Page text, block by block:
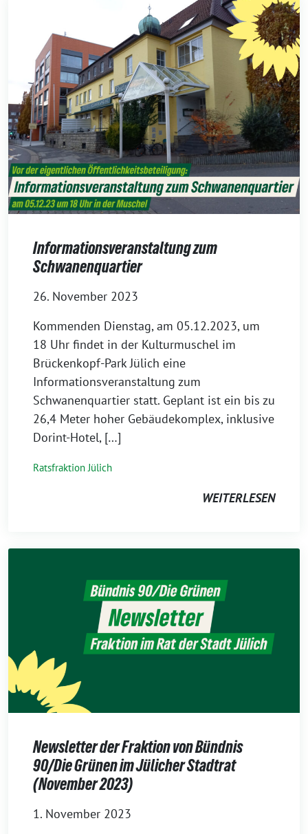
Informationsveranstaltung zum
Schwanenquartier
26. November 2023
Kommenden Dienstag, am 05.12.2023, um
18 Uhr findet in der Kulturmuschel im
Brückenkopf-Park Jülich eine
Informationsveranstaltung zum
Schwanenquartier statt. Geplant ist ein bis zu
26,4 Meter hoher Gebäudekomplex, inklusive
Dorint-Hotel, […]
Ratsfraktion Jülich
WEITERLESEN
Newsletter der Fraktion von Bündnis
90/Die Grünen im Jülicher Stadtrat
(November 2023)
1. November 2023